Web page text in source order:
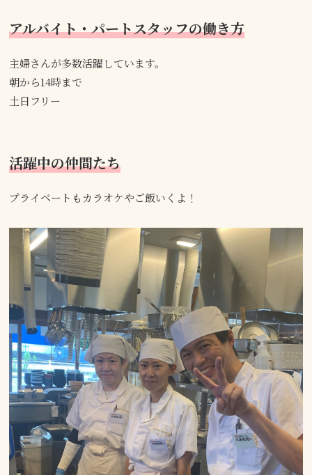
アルバイト・パートスタッフの働き方
主婦さんが多数活躍しています。
朝から14時まで
土日フリー
活躍中の仲間たち
プライベートもカラオケやご飯いくよ！